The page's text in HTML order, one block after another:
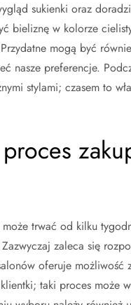
sukienki oraz
bieliznę w kolorze
mogą być
nasze preferencje.
stylami; czasem to
proces
może trwać od kilku
zaleca się
oferuje możliwość
taki proces może